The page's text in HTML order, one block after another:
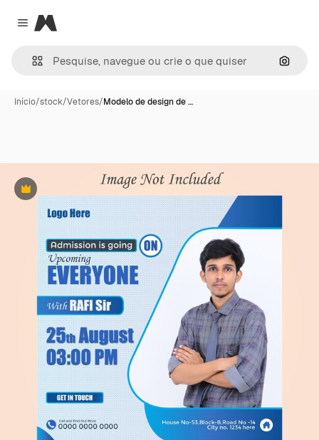
Close menu
Magnific
Início/stock/Vetores/Modelo de design de …
Premium